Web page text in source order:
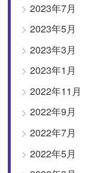
2023年7月
2023年5月
2023年3月
2023年1月
2022年11月
2022年9月
2022年7月
2022年5月